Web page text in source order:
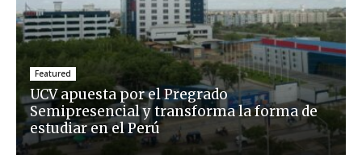
Featured
UCV apuesta por el Pregrado
Semipresencial y transforma la forma de
estudiar en el Perú